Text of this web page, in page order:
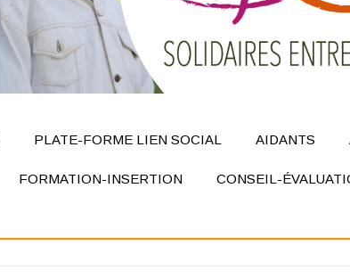
PLATE-FORME LIEN SOCIAL AIDANTS
FORMATION-INSERTION CONSEIL-